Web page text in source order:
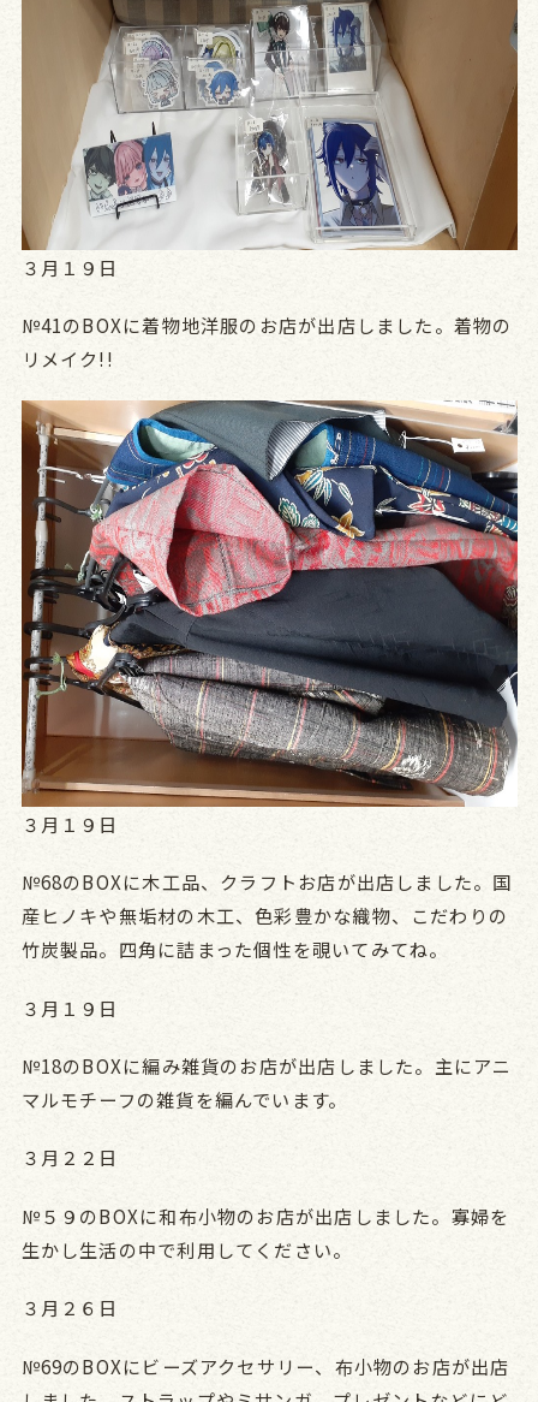
３月１９日
№41のBOXに着物地洋服のお店が出店しました。着物の
リメイク!!
３月１９日
№68のBOXに木工品、クラフトお店が出店しました。国
産ヒノキや無垢材の木工、色彩豊かな織物、こだわりの
竹炭製品。四角に詰まった個性を覗いてみてね。
３月１９日
№18のBOXに編み雑貨のお店が出店しました。主にアニ
マルモチーフの雑貨を編んでいます。
３月２２日
№５９のBOXに和布小物のお店が出店しました。寡婦を
生かし生活の中で利用してください。
３月２６日
№69のBOXにビーズアクセサリー、布小物のお店が出店